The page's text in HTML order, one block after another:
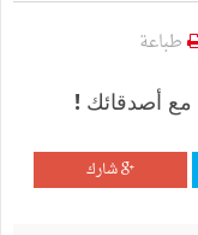
طباعة
أصدقائك !
شارك